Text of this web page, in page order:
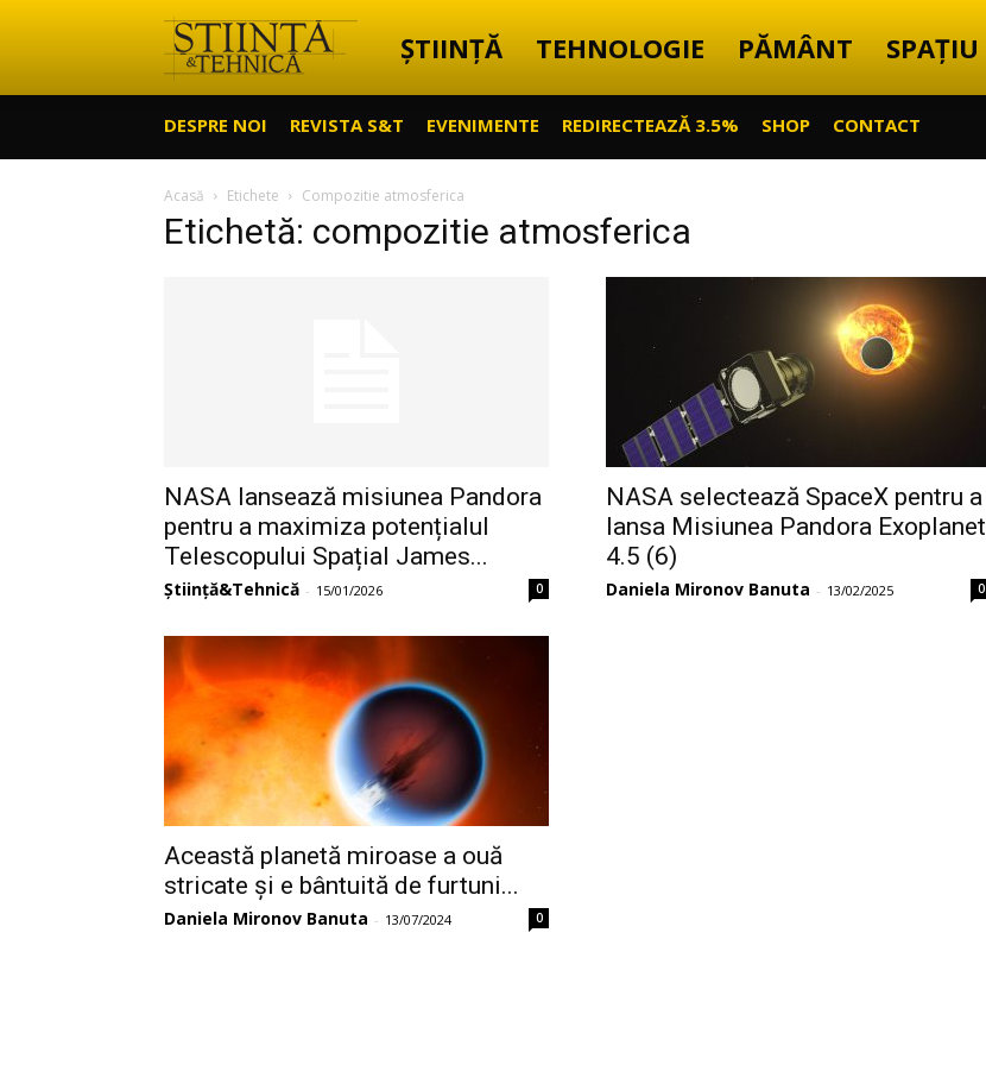
Știință
Tehnică
ȘTIINȚĂ TEHNOLOGIE PĂMÂNT SPAȚIU
DESPRE NOI REVISTA S&T EVENIMENTE REDIRECTEAZĂ 3.5% SHOP CONTACT
Acasă Etichete Compozitie atmosferica
Etichetă: compozitie atmosferica
NASA lansează misiunea Pandora
pentru a maximiza potențialul
Telescopului Spațial James...
Știință&Tehnică - 15/01/2026 0
NASA selectează SpaceX pentru a
lansa Misiunea Pandora Exoplanet
4.5 (6)
Daniela Mironov Banuta - 13/02/2025 0
Această planetă miroase a ouă
stricate și e bântuită de furtuni...
Daniela Mironov Banuta - 13/07/2024 0